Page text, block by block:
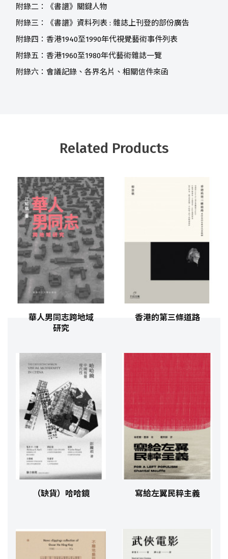
附錄二：《書譜》關鍵人物
附錄三：《書譜》資料列表 : 雜誌上刊登的部份廣告
附錄四：香港1940至1990年代視覺藝術事件列表
附錄五：香港1960至1980年代藝術雜誌一覽
附錄六：會議記錄、各界名片、相關信件來函
Related Products
華人男同志跨地域
研究
香港的第三條道路
（缺貨）哈哈鏡 寫給左翼民粹主義